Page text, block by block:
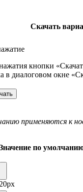
Скачать
кнопки
диалоговом окне
применяются к
по
20px